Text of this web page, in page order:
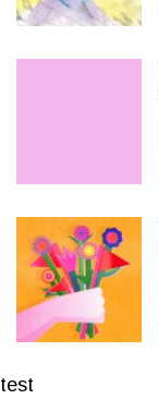
test